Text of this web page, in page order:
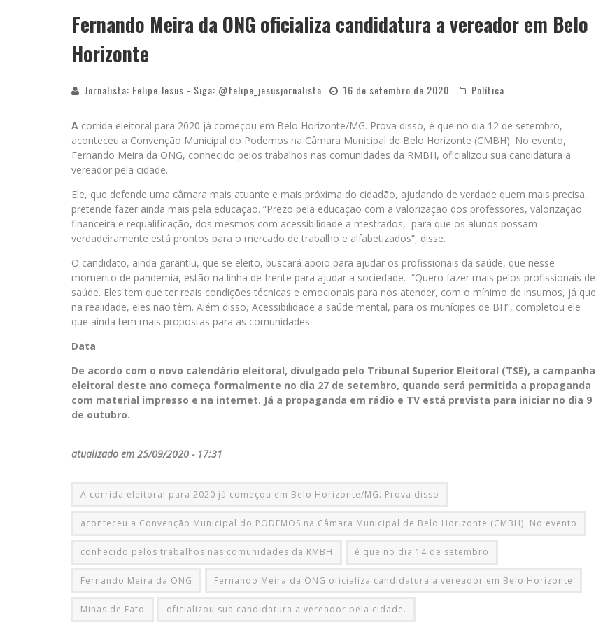
Fernando Meira da ONG oficializa candidatura a vereador em Belo
Horizonte
Jornalista: Felipe Jesus - Siga: @felipe_jesusjornalista 16 de setembro de 2020 Política
A corrida eleitoral para 2020 já começou em Belo Horizonte/MG. Prova disso, é que no dia 12 de setembro,
aconteceu a Convenção Municipal do Podemos na Câmara Municipal de Belo Horizonte (CMBH). No evento,
Fernando Meira da ONG, conhecido pelos trabalhos nas comunidades da RMBH, oficializou sua candidatura a
vereador pela cidade.
Ele, que defende uma câmara mais atuante e mais próxima do cidadão, ajudando de verdade quem mais precisa,
pretende fazer ainda mais pela educação. “Prezo pela educação com a valorização dos professores, valorização
financeira e requalificação, dos mesmos com acessibilidade a mestrados, para que os alunos possam
verdadeiramente está prontos para o mercado de trabalho e alfabetizados”, disse.
O candidato, ainda garantiu, que se eleito, buscará apoio para ajudar os profissionais da saúde, que nesse
momento de pandemia, estão na linha de frente para ajudar a sociedade. “Quero fazer mais pelos profissionais de
saúde. Eles tem que ter reais condições técnicas e emocionais para nos atender, com o mínimo de insumos, já que
na realidade, eles não têm. Além disso, Acessibilidade a saúde mental, para os munícipes de BH”, completou ele
que ainda tem mais propostas para as comunidades.
Data
De acordo com o novo calendário eleitoral, divulgado pelo Tribunal Superior Eleitoral (TSE), a campanha
eleitoral deste ano começa formalmente no dia 27 de setembro, quando será permitida a propaganda
com material impresso e na internet. Já a propaganda em rádio e TV está prevista para iniciar no dia 9
de outubro.
atualizado em 25/09/2020 - 17:31
A corrida eleitoral para 2020 já começou em Belo Horizonte/MG. Prova disso
aconteceu a Convenção Municipal do PODEMOS na Câmara Municipal de Belo Horizonte (CMBH). No evento
conhecido pelos trabalhos nas comunidades da RMBH é que no dia 14 de setembro
Fernando Meira da ONG Fernando Meira da ONG oficializa candidatura a vereador em Belo Horizonte
Minas de Fato oficializou sua candidatura a vereador pela cidade.